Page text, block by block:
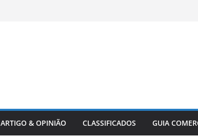
ARTIGO & OPINIÃO CLASSIFICADOS GUIA